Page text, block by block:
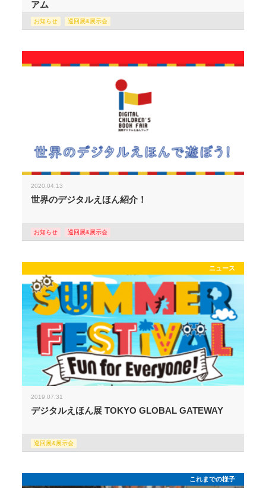
アム
お知らせ 巡回展&展示会
2020.04.13
世界のデジタルえほん紹介！
お知らせ 巡回展&展示会
ニュース
2019.07.31
デジタルえほん展 TOKYO GLOBAL GATEWAY
巡回展&展示会
これまでの様子